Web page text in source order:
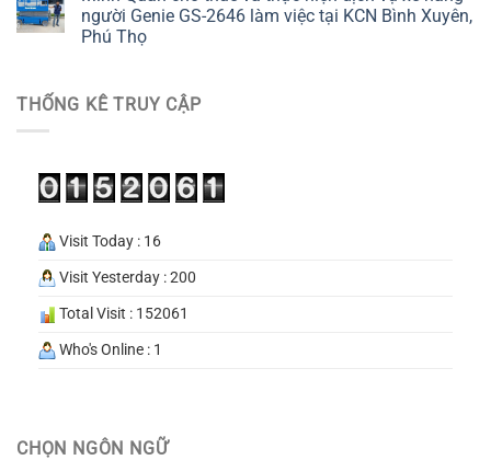
người Genie GS-2646 làm việc tại KCN Bình Xuyên,
Phú Thọ
THỐNG KÊ TRUY CẬP
Visit Today : 16
Visit Yesterday : 200
Total Visit : 152061
Who's Online : 1
CHỌN NGÔN NGỮ